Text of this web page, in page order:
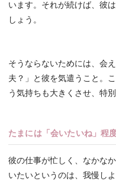
います。それが続けば、彼
しょう。
そうならないためには、会
夫？」と彼を気遣うこと。
う気持ちも大きくさせ、特
たまには「会いたいね」程
彼の仕事が忙しく、なかな
いたいというのは、我慢し